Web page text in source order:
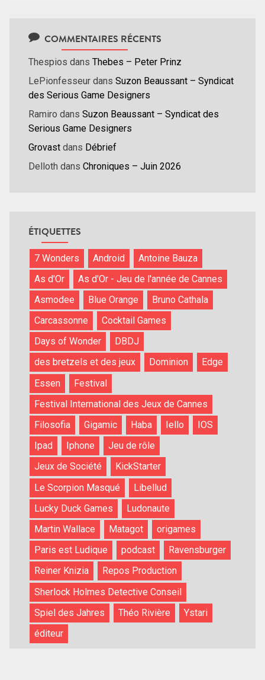
COMMENTAIRES RÉCENTS
Thespios dans Thebes – Peter Prinz
LePionfesseur dans Suzon Beaussant – Syndicat
des Serious Game Designers
Ramiro dans Suzon Beaussant – Syndicat des
Serious Game Designers
Grovast dans Débrief
Delloth dans Chroniques – Juin 2026
ÉTIQUETTES
7 Wonders Android
Antoine Bauza
As d'Or
As d'Or - Jeu de l'année de Cannes
Asmodee
Blue Orange
Bruno Cathala
Carcassonne
Cocktail Games
Days of Wonder
DBDJ
des bretzels et des jeux
Dominion
Edge
Essen
Festival
Festival International des Jeux de Cannes
Filosofia
Gigamic Haba Iello
IOS
Ipad
Iphone
Jeu de rôle
Jeux de Société
KickStarter
Le Scorpion Masqué
Libellud
Lucky Duck Games
Ludonaute
Martin Wallace
Matagot
origames
Paris est Ludique
podcast
Ravensburger
Reiner Knizia
Repos Production
Sherlock Holmes Detective Conseil
Spiel des Jahres
Théo Rivière
Ystari
éditeur